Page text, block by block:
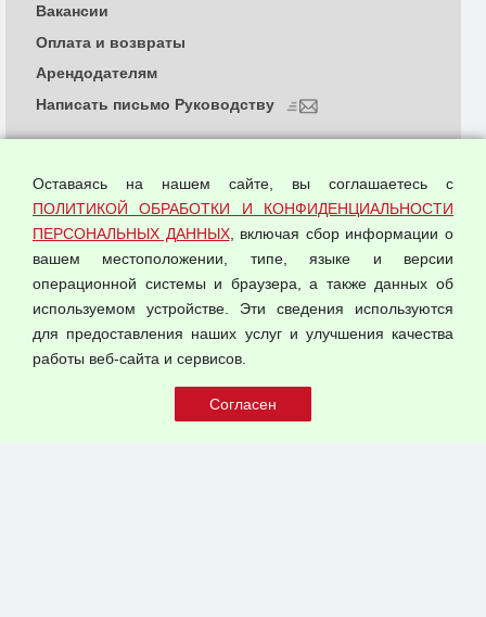
© 2026 ООО "Феникс"
Политика обработки и конфиденциальности
персональных данных
Согласием на обработку персональных данных
Оферта оптовой купли-продажи
Публичная оферта
Вакансии
Оплата и возвраты
Арендодателям
Написать письмо Руководству
Оставаясь на нашем сайте, вы соглашаетесь с
ПОЛИТИКОЙ ОБРАБОТКИ И КОНФИДЕНЦИАЛЬНОСТИ
ПЕРСОНАЛЬНЫХ ДАННЫХ, включая сбор информации о
вашем местоположении, типе, языке и версии
операционной системы и браузера, а также данных об
используемом устройстве. Эти сведения используются
для предоставления наших услуг и улучшения качества
работы веб-сайта и сервисов.